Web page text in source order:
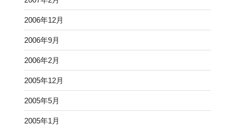
2006年12月
2006年9月
2006年2月
2005年12月
2005年5月
2005年1月